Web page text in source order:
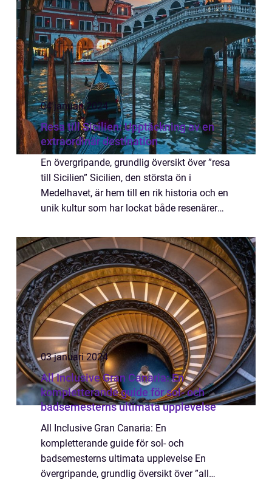
04 januari 2024
Resa till Sicilien: Upptäckning av en
extraordinär destination
En övergripande, grundlig översikt över ”resa
till Sicilien” Sicilien, den största ön i
Medelhavet, är hem till en rik historia och en
unik kultur som har lockat både resenärer
artikel kommer att utfo...
03 januari 2024
All Inclusive Gran Canaria: En
kompletterande guide för sol- och
badsemesterns ultimata upplevelse
All Inclusive Gran Canaria: En
kompletterande guide för sol- och
badsemesterns ultimata upplevelse En
övergripande, grundlig översikt över ”all